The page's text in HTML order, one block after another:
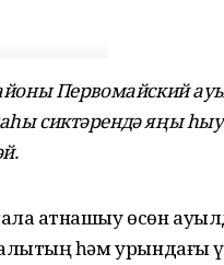
Первомайский
сиктәрендә яңы һыу
ҡатнашыу өсөн
һәм урындағы